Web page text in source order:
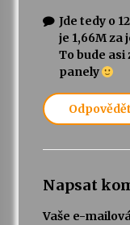
Jde tedy o
je 1,66M za
To bude
panely
Odpovědět
Napsat
Vaše e-